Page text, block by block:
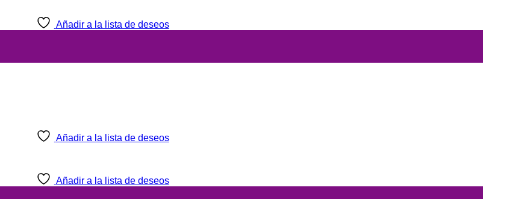
Añadir a la lista de deseos
Añadir a la lista de deseos
Añadir a la lista de deseos